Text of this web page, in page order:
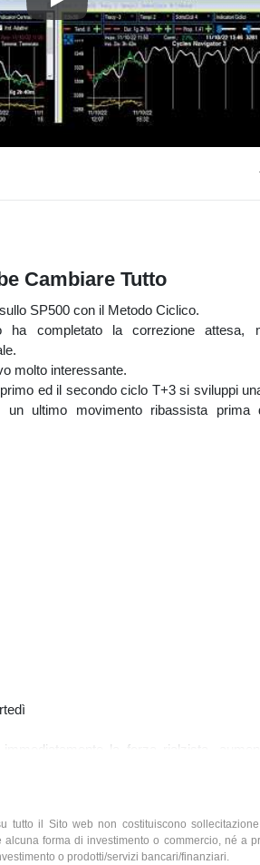
Video Analisi Ciclica dei
Cambiare Tutto
SP500 con il Metodo Ciclico.
ha completato la correzione attesa,
molto interessante.
ed il secondo ciclo T+3 si sviluppi
ultimo movimento ribassista prima
la forza rialzista,
dal minimo più recente.
tutto il Sito web non costituiscono
forma di investimento o commercio, né a
o prodotti/servizi bancari/finanziari.